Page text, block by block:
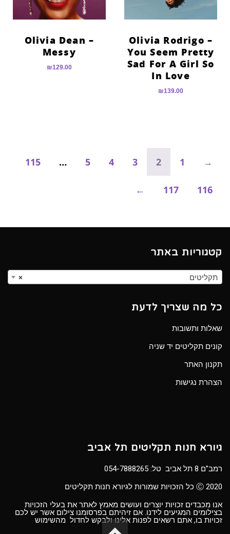
Olivia Rodrigo –
You Seem Pretty
Sad For A Girl So
In Love
₪139.00
Olivia Dean –
Messy
₪129.00
→
1
2
3
4
5
…
115
116
117
←
קטגוריות באתר
× תקליטים
כל מה שצריך לדעת
שאלות ותשובות
קונים תקליטים יד שניה
תקנון האתר
הצהרת נגישות
גיורא חנות תקליטים תל אביב
רמב”ם 8 תל אביב טל:
054-7888265
Ⓒ 2020 כל הזכויות שמורות לגיורא חנות תקליטים
אנו מכבדים זכויות יוצרים ועושים מאמץ לאתר את בעלי הזכויות
בצילומים המגיעים לידנו. אם זיהיתם בפרסומנו צילום אשר יש לכם
זכויות בו, אתם רשאים לפנות אלינו ולבקש לחדול מהשימוש